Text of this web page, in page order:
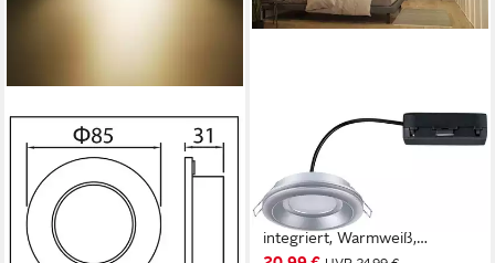
TRANGO
LED Einbauleuchte, 3er Set
IP65 LED Einbaustrahler
6729IP65-032GUSDAK in
Edelstahl gebürstet inkl. 3x 5
Produktdatenblatt
PAULMANN
LED Einbauleuchte LED
Einbauleuchte Sormus IP65
rund 100mm, LED fest
integriert, Warmweiß,